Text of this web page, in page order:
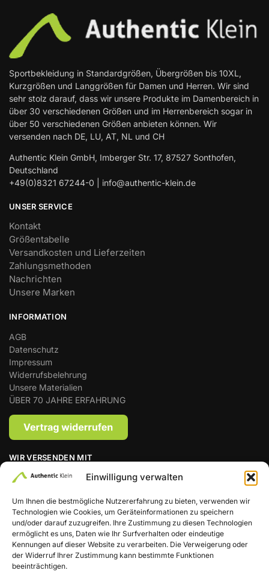
Einwilligung verwalten
Um Ihnen die bestmögliche Nutzererfahrung zu bieten, verwenden wir
Technologien wie Cookies, um Geräteinformationen zu speichern
und/oder darauf zuzugreifen. Ihre Zustimmung zu diesen Technologien
ermöglicht es uns, Daten wie Ihr Surfverhalten oder eindeutige
Kennungen auf dieser Website zu verarbeiten. Die Verweigerung oder
der Widerruf Ihrer Zustimmung kann bestimmte Funktionen
beeinträchtigen.
Sportbekleidung in Standardgrößen, Übergrößen bis 10XL,
Kurzgrößen und Langgrößen für Damen und Herren. Wir sind
sehr stolz darauf, dass wir unsere Produkte im Damenbereich in
über 30 verschiedenen Größen und im Herrenbereich sogar in
über 50 verschiedenen Größen anbieten können. Wir
versenden nach DE, LU, AT, NL und CH
Authentic Klein GmbH, Imberger Str. 17, 87527 Sonthofen,
Deutschland
+49(0)8321 67244-0 | info@authentic-klein.de
UNSER SERVICE
Kontakt
Größentabelle
Versandkosten und Lieferzeiten
Zahlungsmethoden
Nachrichten
Unsere Marken
INFORMATION
AGB
Datenschutz
Impressum
Widerrufsbelehrung
Unsere Materialien
ÜBER 70 JAHRE ERFAHRUNG
WIR VERSENDEN MIT
Zahlungsmethoden